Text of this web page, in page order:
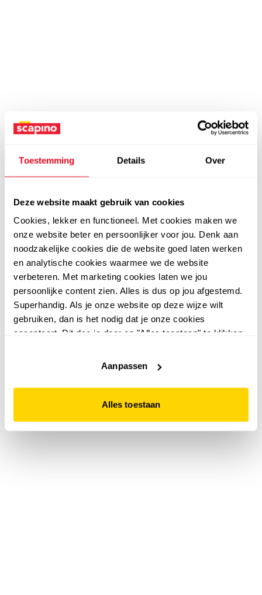
Toestemming Details Over
Deze website maakt gebruik van cookies
Cookies, lekker en functioneel. Met cookies maken we
onze website beter en persoonlijker voor jou. Denk aan
noodzakelijke cookies die de website goed laten werken
en analytische cookies waarmee we de website
verbeteren. Met marketing cookies laten we jou
persoonlijke content zien. Alles is dus op jou afgestemd.
Superhandig. Als je onze website op deze wijze wilt
gebruiken, dan is het nodig dat je onze cookies
accepteert. Dit doe je door op "Alles toestaan" te klikken.
website niet optimaal functioneert.
Aanpassen
Alles toestaan